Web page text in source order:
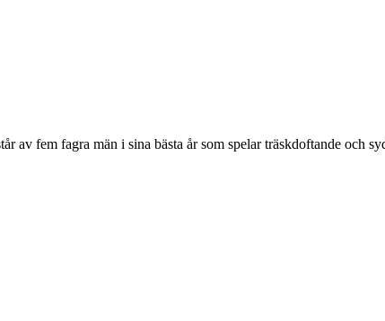
av fem fagra män i sina bästa år som spelar träskdoftande och